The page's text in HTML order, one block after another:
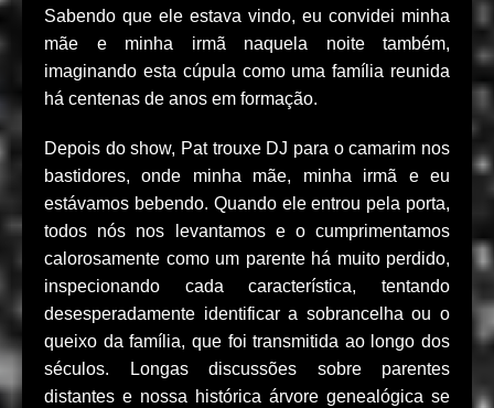
Sabendo que ele estava vindo, eu convidei minha
mãe e minha irmã naquela noite também,
imaginando esta cúpula como uma família reunida
há centenas de anos em formação.
Depois do show, Pat trouxe DJ para o camarim nos
bastidores, onde minha mãe, minha irmã e eu
estávamos bebendo. Quando ele entrou pela porta,
todos nós nos levantamos e o cumprimentamos
calorosamente como um parente há muito perdido,
inspecionando cada característica, tentando
desesperadamente identificar a sobrancelha ou o
queixo da família, que foi transmitida ao longo dos
séculos. Longas discussões sobre parentes
distantes e nossa histórica árvore genealógica se